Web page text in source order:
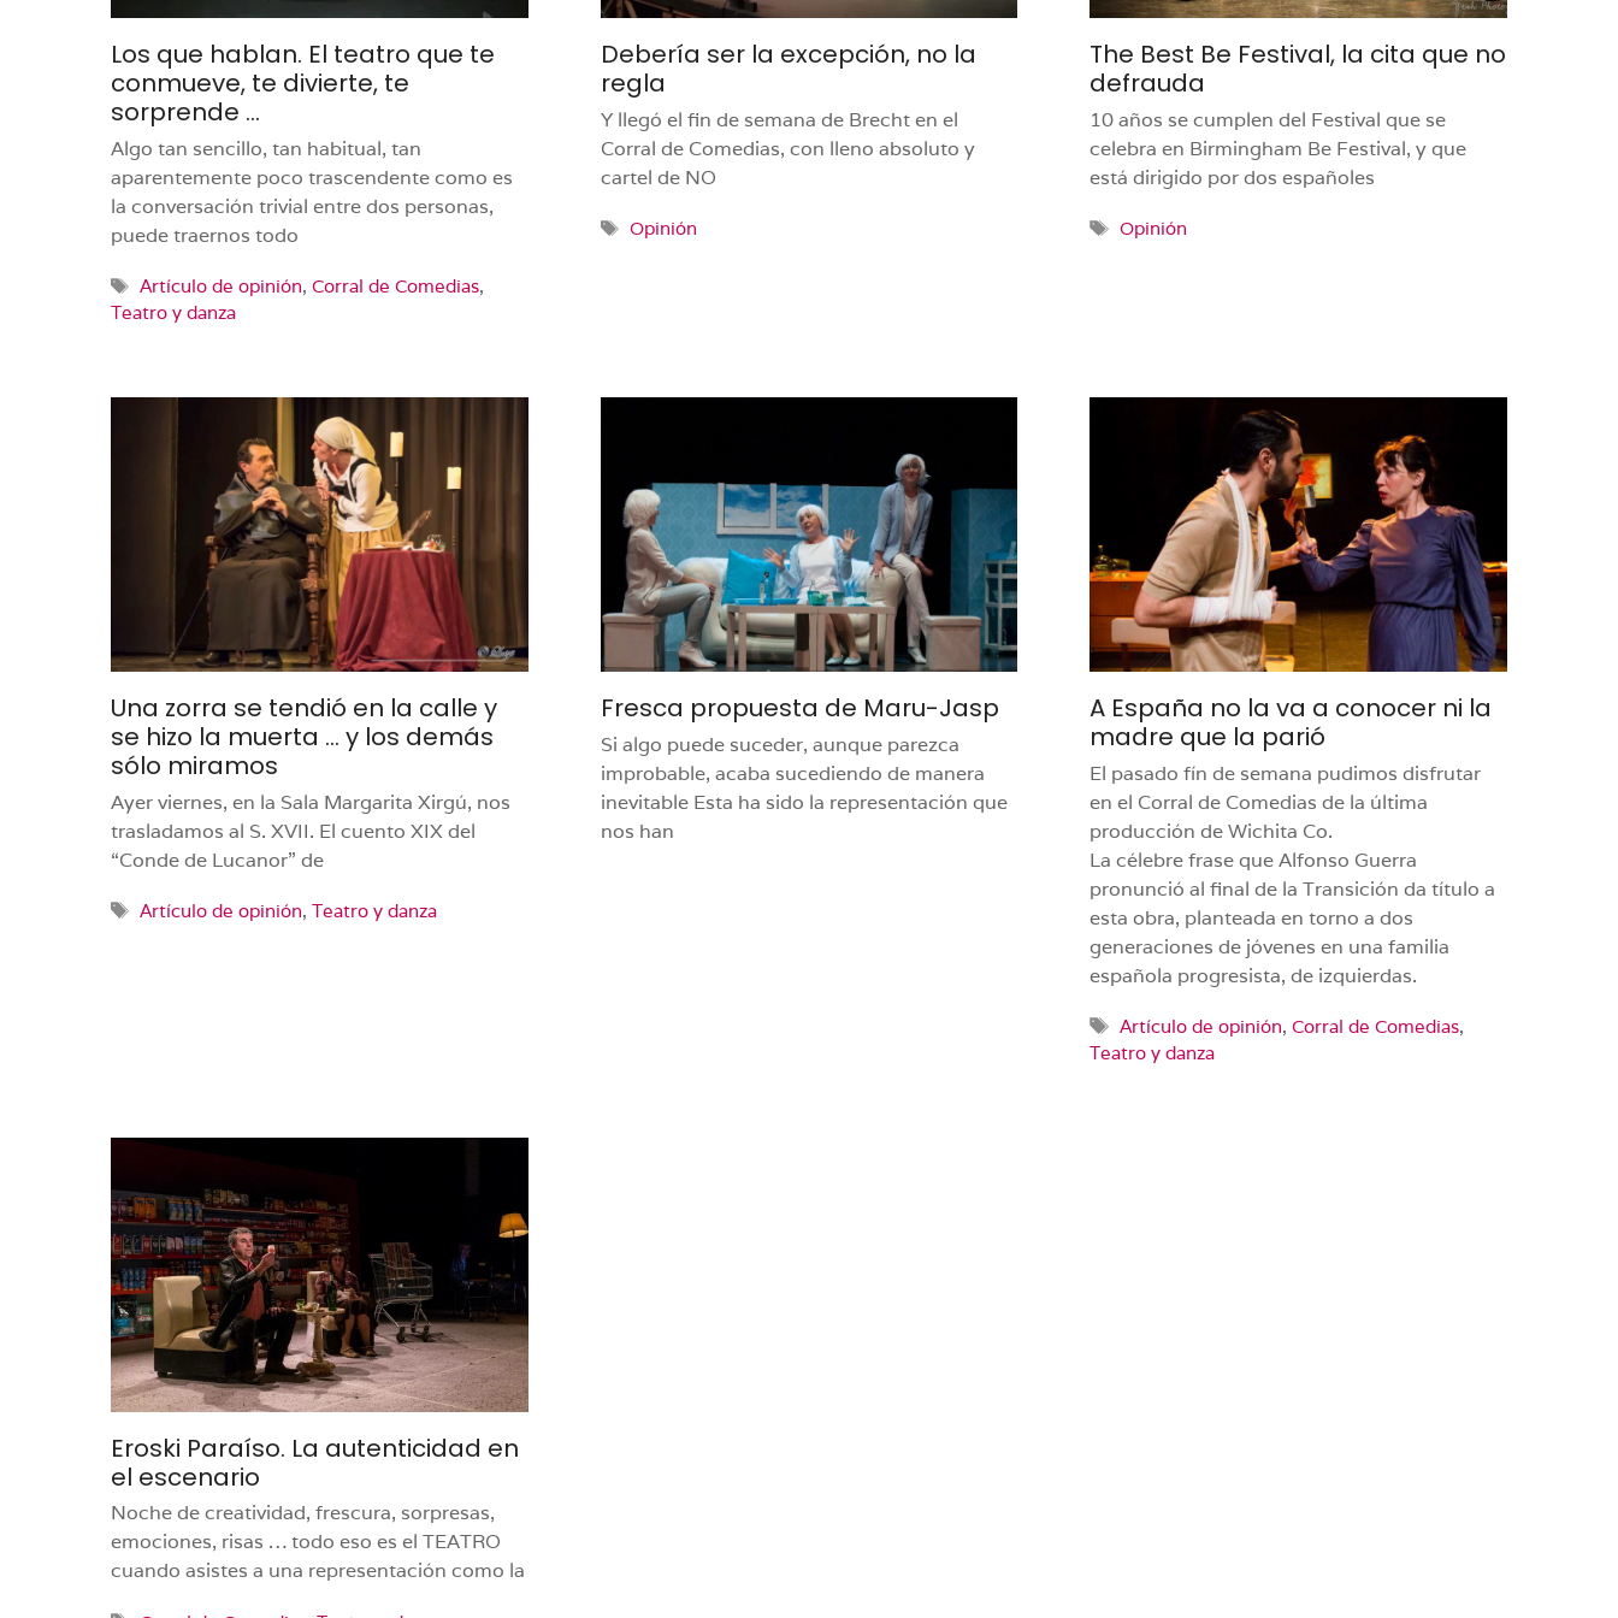
Los que hablan. El teatro que te
conmueve, te divierte, te
sorprende …
Algo tan sencillo, tan habitual, tan
aparentemente poco trascendente como es
la conversación trivial entre dos personas,
puede traernos todo
Etiquetas
Artículo de opinión,Corral de Comedias,
Teatro y danza
Debería ser la excepción, no la
regla
Y llegó el fin de semana de Brecht en el
Corral de Comedias, con lleno absoluto y
cartel de NO
Etiquetas
Opinión
The Best Be Festival, la cita que no
defrauda
10 años se cumplen del Festival que se
celebra en Birmingham Be Festival, y que
está dirigido por dos españoles
Etiquetas
Opinión
Una zorra se tendió en la calle y
se hizo la muerta … y los demás
sólo miramos
Ayer viernes, en la Sala Margarita Xirgú, nos
trasladamos al S. XVII. El cuento XIX del
“Conde de Lucanor” de
Etiquetas
Artículo de opinión,Teatro y danza
Fresca propuesta de Maru-Jasp
Si algo puede suceder, aunque parezca
improbable, acaba sucediendo de manera
inevitable Esta ha sido la representación que
nos han
A España no la va a conocer ni la
madre que la parió
El pasado fín de semana pudimos disfrutar
en el Corral de Comedias de la última
producción de Wichita Co.
La célebre frase que Alfonso Guerra
pronunció al final de la Transición da título a
esta obra, planteada en torno a dos
generaciones de jóvenes en una familia
española progresista, de izquierdas.
Etiquetas
Artículo de opinión, Corral de Comedias,
Teatro y danza
Eroski Paraíso. La autenticidad en
el escenario
Noche de creatividad, frescura, sorpresas,
emociones, risas … todo eso es el TEATRO
cuando asistes a una representación como la